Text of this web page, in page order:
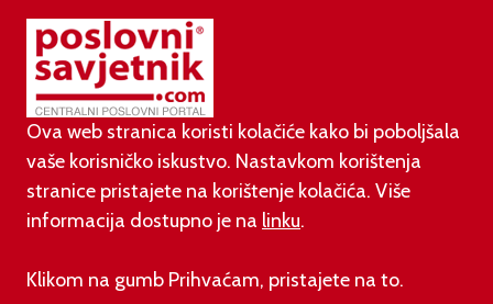
Kineski BYD predstavio luksuznu limuzinu veću od
Mercedesove S-klase, obećava domet do 1.000
kilometara
Ova web stranica koristi kolačiće kako bi poboljšala
vaše korisničko iskustvo. Nastavkom korištenja
stranice pristajete na korištenje kolačića. Više
informacija dostupno je na linku.
Klikom na gumb Prihvaćam, pristajete na to.